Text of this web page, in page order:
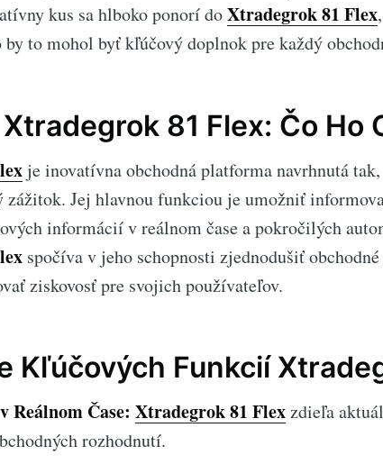
kus sa hlboko ponorí doXtradegrok 81 Flex
by to mohol byť kľúčový doplnok pre každý
81 Flex: Čo Ho
je inovatívna obchodná platforma navrhnutá
Jej hlavnou funkciou je umožniť
informácií v reálnom čase a pokročilých
spočíva v jeho schopnosti zjednodušiť
ziskovosť pre svojich používateľov.
Kľúčových Funkcií
Reálnom Čase: Xtradegrok 81 Flexzdieľa
rozhodnutí.